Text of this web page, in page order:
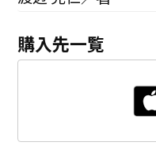
購入先一覧